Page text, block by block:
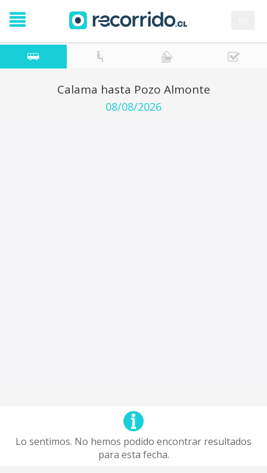
Calama hasta Pozo Almonte
08/08/2026
Lo sentimos. No hemos podido encontrar resultados
para esta fecha.